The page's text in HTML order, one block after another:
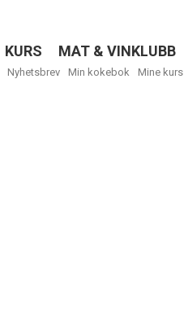
KURS MAT & VINKLUBB
Nyhetsbrev Min kokebok Mine kurs